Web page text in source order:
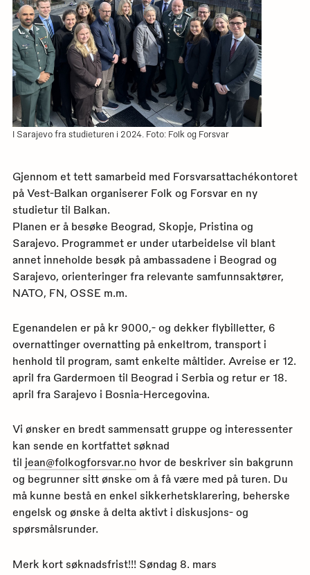
I Sarajevo fra studieturen i 2024. Foto: Folk og Forsvar
Gjennom et tett samarbeid med Forsvarsattachékontoret
på Vest-Balkan organiserer Folk og Forsvar en ny
studietur til Balkan.
Planen er å besøke Beograd, Skopje, Pristina og
Sarajevo. Programmet er under utarbeidelse vil blant
annet inneholde besøk på ambassadene i Beograd og
Sarajevo, orienteringer fra relevante samfunnsaktører,
NATO, FN, OSSE m.m.
Egenandelen er på kr 9000,- og dekker flybilletter, 6
overnattinger overnatting på enkeltrom, transport i
henhold til program, samt enkelte måltider. Avreise er 12.
april fra Gardermoen til Beograd i Serbia og retur er 18.
april fra Sarajevo i Bosnia-Hercegovina.
Vi ønsker en bredt sammensatt gruppe og interessenter
kan sende en kortfattet søknad
til jean@folkogforsvar.nohvor de beskriver sin bakgrunn
og begrunner sitt ønske om å få være med på turen. Du
må kunne bestå en enkel sikkerhetsklarering, beherske
engelsk og ønske å delta aktivt i diskusjons- og
spørsmålsrunder.
Merk kort søknadsfrist!!! Søndag 8. mars